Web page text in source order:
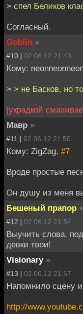
> спел Беликов
Согласный.
Goblin »
#10 | 02.06.12 21:43
Кому:
> > не Басков, но
[украдкой
Мавр »
#11 | 02.06.12 21:50
Кому: ZigZag, #7
Вроде простые
Он душу из меня
Бешеный прапор »
#12 | 02.06.12 21:54
Выучить слова,
девки твои!
Visionary »
#13 | 02.06.12 21:57
Напомнило сцену
http://